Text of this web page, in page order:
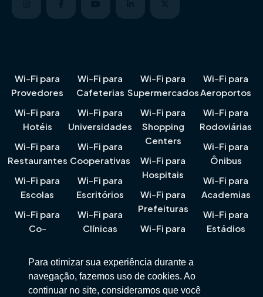
Para otimizar sua experiência durante a
navegação, fazemos uso de cookies. Ao
continuar no site, consideramos que você
Wi-Fi para
Provedores
Wi-Fi para
Hotéis
Wi-Fi para
Restaurantes
Wi-Fi para
Escolas
Wi-Fi para
Co-
Wi-Fi para
Cafeterias
Wi-Fi para
Universidades
Wi-Fi para
Cooperativas
Wi-Fi para
Escritórios
Wi-Fi para
Clínicas
Wi-Fi para
Supermercados
Wi-Fi para
Shopping
Centers
Wi-Fi para
Hospitais
Wi-Fi para
Prefeituras
Wi-Fi para
Wi-Fi para
Aeroportos
Wi-Fi para
Rodoviárias
Wi-Fi para
Ônibus
Wi-Fi para
Academias
Wi-Fi para
Estádios